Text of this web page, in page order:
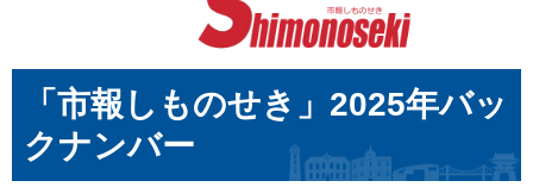
「市報しものせき」2025年バッ
クナンバー